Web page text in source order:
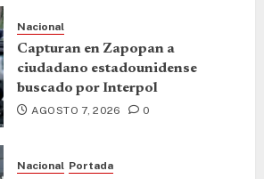
Nacional
Capturan en Zapopan a
ciudadano estadounidense
buscado por Interpol
AGOSTO 7, 2026 0
Nacional Portada